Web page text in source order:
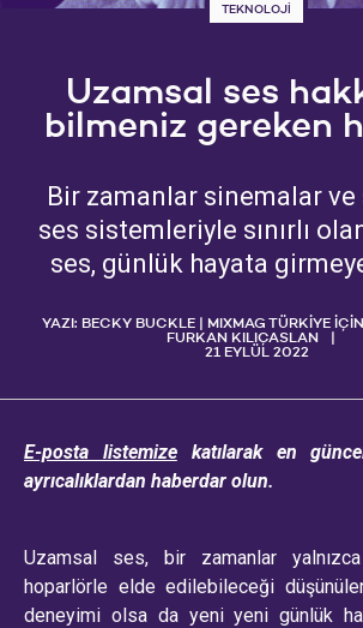
TEKNOLOJİ
Uzamsal ses
bilmeniz gereken
Bir zamanlar sinemalar
ses sistemleriyle sınırlı
ses, günlük hayata
YAZI: BECKY BUCKLE | MIXMAG TÜRKİYE
FURKAN KILIÇASLAN
21 EYLÜL 2022
E-posta listemizekatılarak en
ayrıcalıklardan haberdar olun.
Uzamsal ses, bir zamanlar
hoparlörle elde edilebileceği
deneyimi olsa da yeni yeni günlük